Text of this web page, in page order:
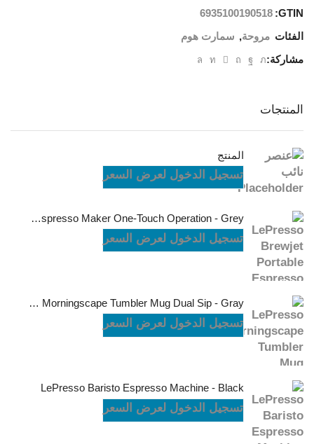
GTIN:
6935100190518
الفئات مروحة, سمارت هوم
مشاركة:
المنتجات
المنتج
تسجيل الدخول لعرض السعر
LePresso Brewjet Portable Espresso Maker One-Touch Operation - Grey
تسجيل الدخول لعرض السعر
LePresso Morningscape Tumbler Mug Dual Sip - Gray
تسجيل الدخول لعرض السعر
LePresso Baristo Espresso Machine - Black
تسجيل الدخول لعرض السعر